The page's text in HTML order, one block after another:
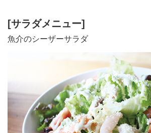
[サラダメニュー]
魚介のシーザーサラダ